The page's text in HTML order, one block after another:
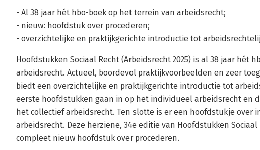
- Al 38 jaar hét hbo-boek op het terrein van arbeidsrecht;
- nieuw: hoofdstuk over procederen;
- overzichtelijke en praktijkgerichte introductie tot
Hoofdstukken Sociaal Recht (Arbeidsrecht 2025) is al 38 jaar hét
arbeidsrecht. Actueel, boordevol praktijkvoorbeelden en zeer
biedt een overzichtelijke en praktijkgerichte introductie tot
eerste hoofdstukken gaan in op het individueel arbeidsrecht en
het collectief arbeidsrecht. Ten slotte is er een hoofdstukje over
arbeidsrecht. Deze herziene, 34e editie van Hoofdstukken
compleet nieuw hoofdstuk over procederen.